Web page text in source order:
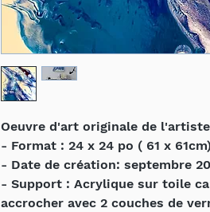
Oeuvre d'art originale de
- Format : 24 x 24 po ( 61 x 61cm)
- Date de création: septembre
- Support : Acrylique sur toile
accrocher avec 2 couches de